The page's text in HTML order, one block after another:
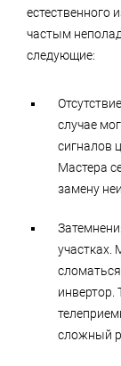
естественного
частым
следующие:
случае
сигналов
Мастера
замену
участках.
инвертор.
сложный